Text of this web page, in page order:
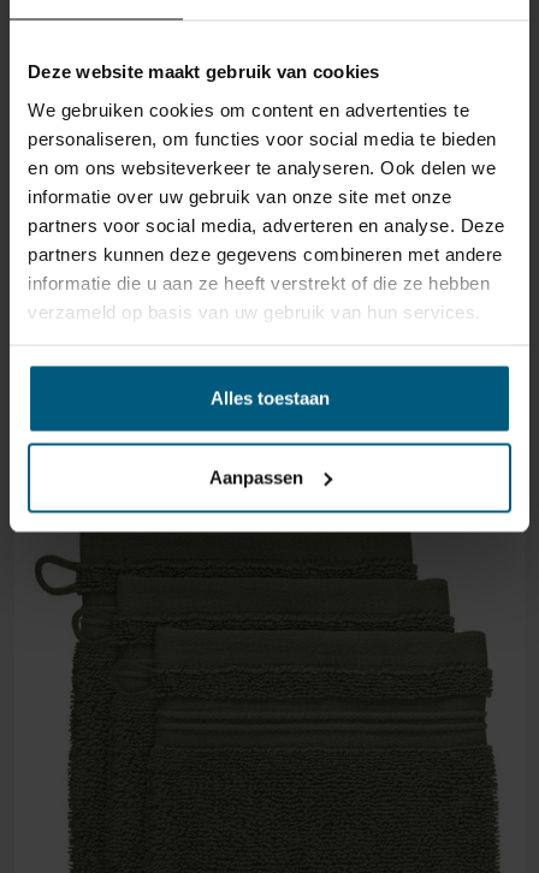
Deze website maakt gebruik van cookies
We gebruiken cookies om content en advertenties te
personaliseren, om functies voor social media te bieden
en om ons websiteverkeer te analyseren. Ook delen we
informatie over uw gebruik van onze site met onze
partners voor social media, adverteren en analyse. Deze
partners kunnen deze gegevens combineren met andere
informatie die u aan ze heeft verstrekt of die ze hebben
verzameld op basis van uw gebruik van hun services.
Alles toestaan
Aanpassen
Bitte behandeln Sie das Produkt sorgfältig und
Sie es zurückschicken. Wenn das Produkt beschädigt
ist oder die Verpackung mehr als nötig beschädigt ist,
können wir Ihnen diese Wertminderung des Produkts
in Rechnung stellen.
ÄHNLICHE PRODUKTE